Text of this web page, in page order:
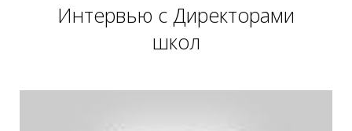
Интервью с Директорами
школ